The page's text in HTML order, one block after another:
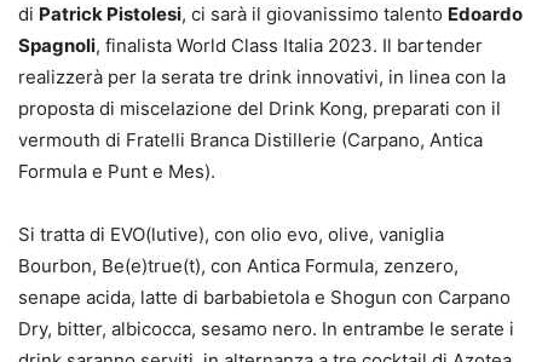
di Patrick Pistolesi, ci sarà il giovanissimo talento Edoardo
Spagnoli, finalista World Class Italia 2023. Il bartender
realizzerà per la serata tre drink innovativi, in linea con la
proposta di miscelazione del Drink Kong, preparati con il
vermouth di Fratelli Branca Distillerie (Carpano, Antica
Formula e Punt e Mes).
Si tratta di EVO(lutive), con olio evo, olive, vaniglia
Bourbon, Be(e)true(t), con Antica Formula, zenzero,
senape acida, latte di barbabietola e Shogun con Carpano
Dry, bitter, albicocca, sesamo nero. In entrambe le serate i